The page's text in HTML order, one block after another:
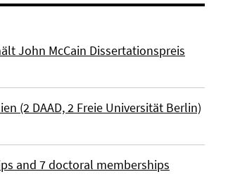
John McCain Dissertationspreis
(2 DAAD, 2 Freie Universität Berlin)
and 7 doctoral memberships